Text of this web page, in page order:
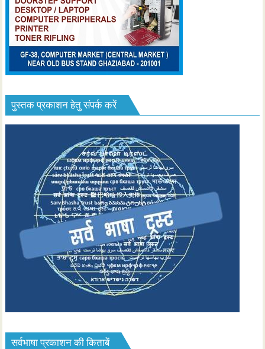
पुस्तक प्रकाशन हेतु संपर्क करें
सर्वभाषा प्रकाशन की किताबें